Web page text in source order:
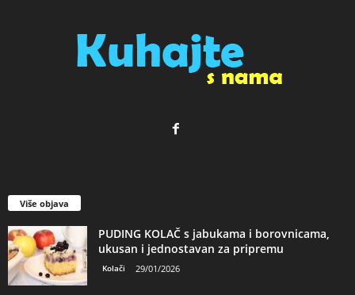
Više objava
PUDING KOLAČ s jabukama i borovnicama,
ukusan i jednostavan za pripremu
Kolači 29/01/2026